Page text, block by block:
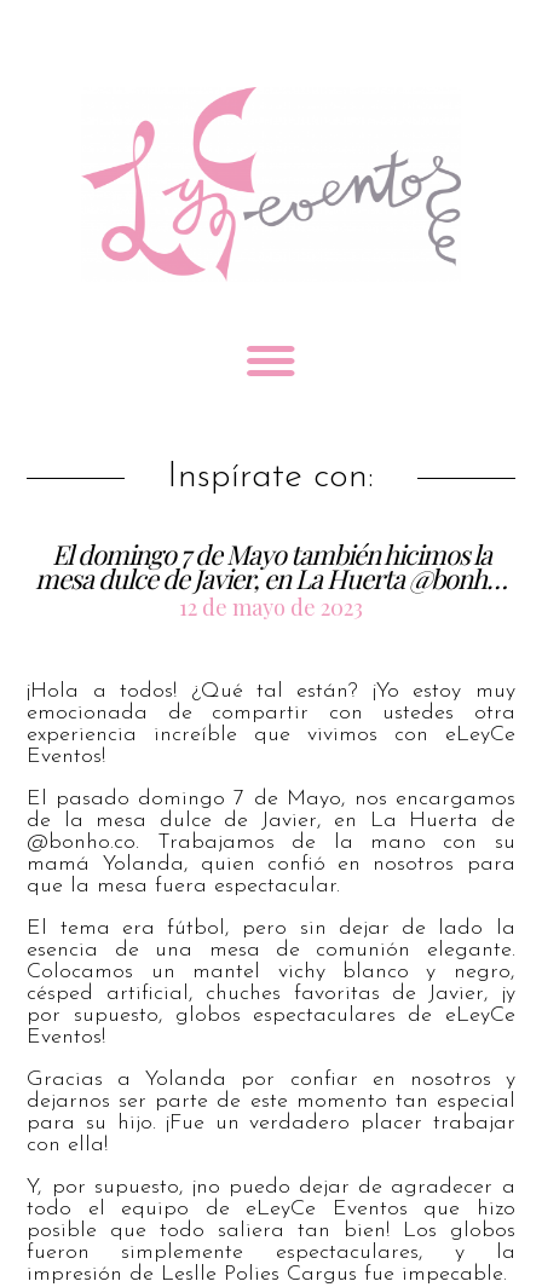
Inspírate con:
El domingo 7 de Mayo también hicimos la
mesa dulce de Javier, en La Huerta @bonh…
12 de mayo de 2023
¡Hola a todos! ¿Qué tal están? ¡Yo estoy muy
emocionada de compartir con ustedes otra
experiencia increíble que vivimos con eLeyCe
Eventos!
El pasado domingo 7 de Mayo, nos encargamos
de la mesa dulce de Javier, en La Huerta de
@bonho.co. Trabajamos de la mano con su
mamá Yolanda, quien confió en nosotros para
que la mesa fuera espectacular.
El tema era fútbol, pero sin dejar de lado la
esencia de una mesa de comunión elegante.
Colocamos un mantel vichy blanco y negro,
césped artificial, chuches favoritas de Javier, ¡y
por supuesto, globos espectaculares de eLeyCe
Eventos!
Gracias a Yolanda por confiar en nosotros y
dejarnos ser parte de este momento tan especial
para su hijo. ¡Fue un verdadero placer trabajar
con ella!
Y, por supuesto, ¡no puedo dejar de agradecer a
todo el equipo de eLeyCe Eventos que hizo
posible que todo saliera tan bien! Los globos
fueron simplemente espectaculares, y la
impresión de Leslle Polies Cargus fue impecable.